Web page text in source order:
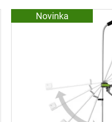
Novinka